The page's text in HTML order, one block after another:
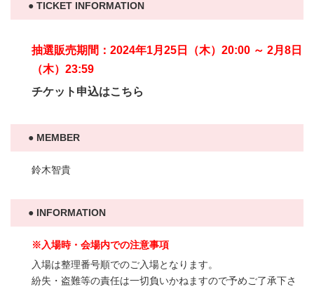
TICKET INFORMATION
抽選販売期間：2024年1月25日（木）20:00 ～ 2月8日
（木）23:59
チケット申込はこちら
MEMBER
鈴木智貴
INFORMATION
※入場時・会場内での注意事項
入場は整理番号順でのご入場となります。
紛失・盗難等の責任は一切負いかねますので予めご了承下さ